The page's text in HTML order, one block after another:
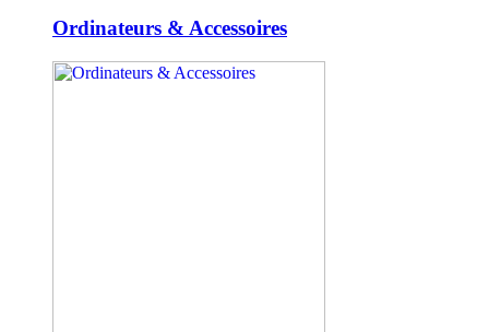
Ordinateurs & Accessoires